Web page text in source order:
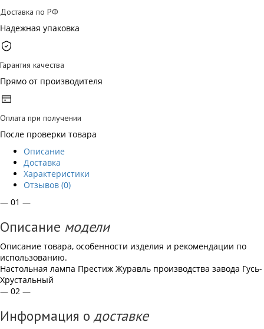
Доставка по РФ
Надежная упаковка
Гарантия качества
Прямо от производителя
Оплата при получении
После проверки товара
Описание
Доставка
Характеристики
Отзывов (0)
— 01 —
Описание модели
Описание товара, особенности изделия и рекомендации по
использованию.
Настольная лампа Престиж Журавль производства завода Гусь-
Хрустальный
— 02 —
Информация о доставке